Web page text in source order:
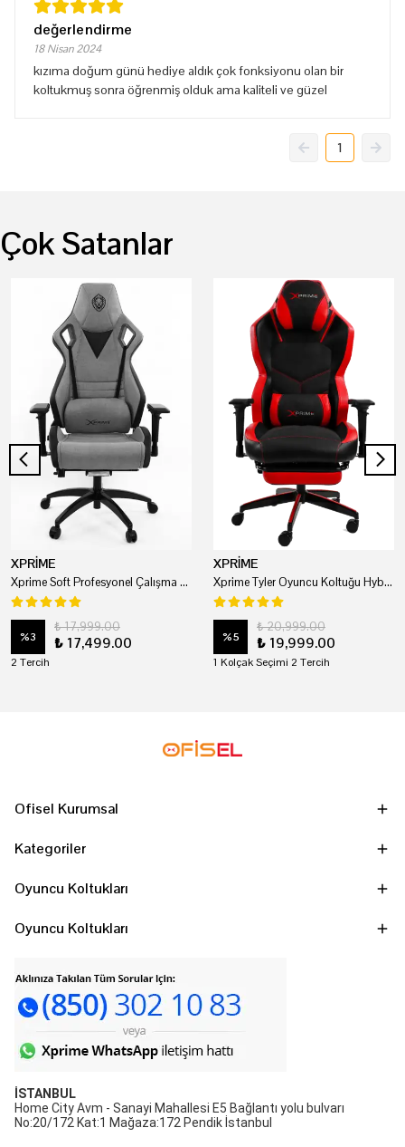
değerlendirme
18 Nisan 2024
kızıma doğum günü hediye aldık çok fonksiyonu olan bir
koltukmuş sonra öğrenmiş olduk ama kaliteli ve güzel
1
Çok Satanlar
XPRİME
Xprime Soft Profesyonel Çalışma Ve Oyuncu Koltuğu
%3
₺ 17,999.00
₺ 17,499.00
2 Tercih
XPRİME
Xprime Tyler Oyuncu Koltuğu Hybrid Kumaş Kırmızı
%5
₺ 20,999.00
₺ 19,999.00
1 Kolçak Seçimi 2 Tercih
Ofisel Kurumsal
Kategoriler
Oyuncu Koltukları
Oyuncu Koltukları
İSTANBUL
Home City Avm - Sanayi Mahallesi E5 Bağlantı yolu bulvarı
No:20/172 Kat:1 Mağaza:172 Pendik İstanbul